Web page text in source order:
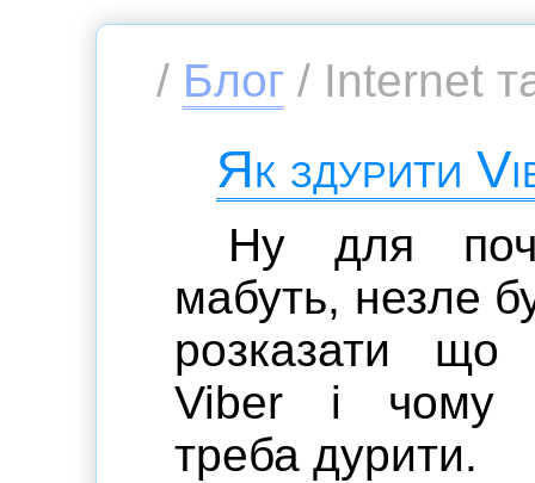
/ Блог / Internet
Як здурити
Ну для
мабуть, незле
розказати що
Viber і чому
треба дурити.